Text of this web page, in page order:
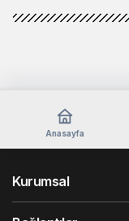
Anasayfa
Kurumsal